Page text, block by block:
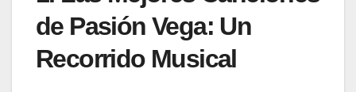
de Pasión Vega: Un
Recorrido Musical